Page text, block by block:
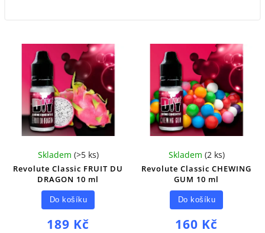
Revolute Classic FRUIT DU
DRAGON 10 ml
Skladem (>5 ks)
189 Kč
Do košíku
Revolute Classic CHEWING
GUM 10 ml
Skladem (2 ks)
160 Kč
Do košíku